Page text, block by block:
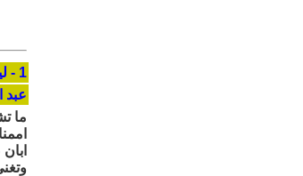
1 - ليس يشفع الآتي
عبد
ما